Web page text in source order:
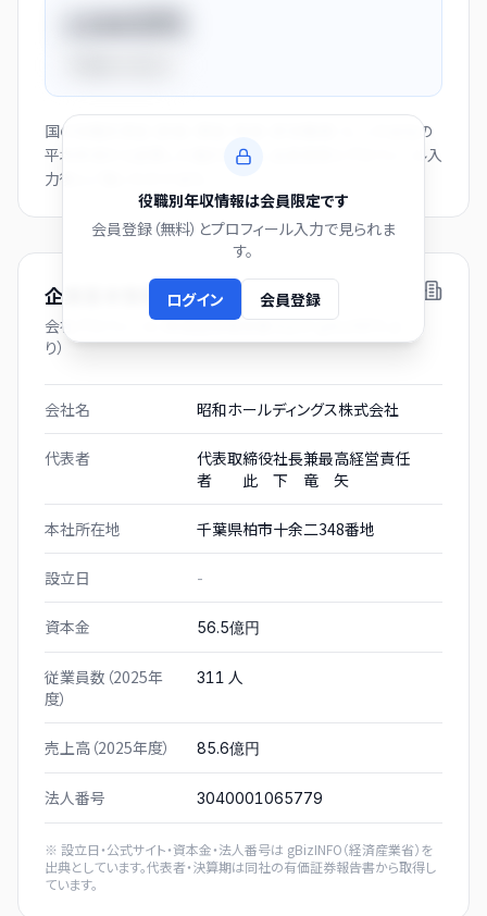
役職別年収情報は会員限定です
会員登録（無料）とプロフィール入力で見られま
す。
ログイン 会員登録
国の役職別賃金（部長・課長・係長・非役職者）と、この会社の
平均年収から逆算した推計値です。会員登録とプロフィール入
力後にご覧いただけます。
企業基本情報
会社プロフィール（有価証券報告書および gBizINFO よ
り）
会社名 昭和ホールディングス株式会社
代表者
代表取締役社長兼最高経営責任
者 此 下 竜 矢
本社所在地 千葉県柏市十余二348番地
設立日 -
資本金 56.5億円
従業員数（2025年
度）
311 人
売上高（2025年度） 85.6億円
法人番号 3040001065779
※ 設立日・公式サイト・資本金・法人番号は gBizINFO（経済産業省）を
出典としています。代表者・決算期は同社の有価証券報告書から取得し
ています。